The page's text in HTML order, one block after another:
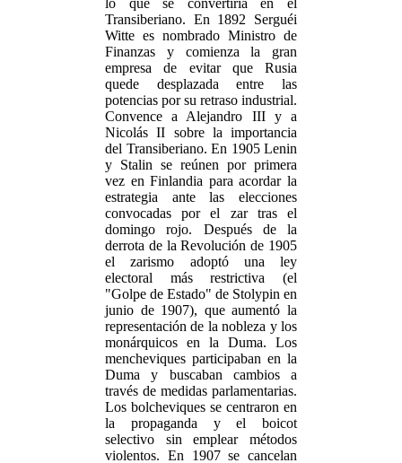
lo que se convertiría en el
Transiberiano. En 1892 Serguéi
Witte es nombrado Ministro de
Finanzas y comienza la gran
empresa de evitar que Rusia
quede desplazada entre las
potencias por su retraso industrial.
Convence a Alejandro III y a
Nicolás II sobre la importancia
del Transiberiano. En 1905 Lenin
y Stalin se reúnen por primera
vez en Finlandia para acordar la
estrategia ante las elecciones
convocadas por el zar tras el
domingo rojo. Después de la
derrota de la Revolución de 1905
el zarismo adoptó una ley
electoral más restrictiva (el
"Golpe de Estado" de Stolypin en
junio de 1907), que aumentó la
representación de la nobleza y los
monárquicos en la Duma. Los
mencheviques participaban en la
Duma y buscaban cambios a
través de medidas parlamentarias.
Los bolcheviques se centraron en
la propaganda y el boicot
selectivo sin emplear métodos
violentos. En 1907 se cancelan